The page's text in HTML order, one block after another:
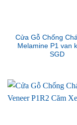
Cửa Gỗ Chống
Melamine P1 van
SGD